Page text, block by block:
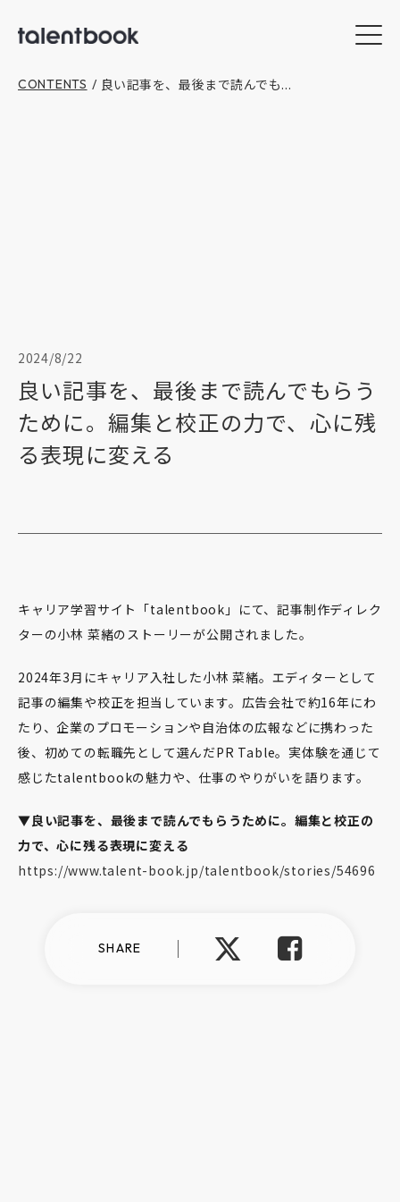
SHARE
CONTENTS / 良い記事を、最後まで読んでも...
2024/8/22
良い記事を、最後まで読んでもらう
ために。編集と校正の力で、心に残
る表現に変える
キャリア学習サイト「talentbook」にて、記事制作ディレク
ターの小林 菜緒のストーリーが公開されました。
2024年3月にキャリア入社した小林 菜緒。エディターとして
記事の編集や校正を担当しています。広告会社で約16年にわ
たり、企業のプロモーションや自治体の広報などに携わった
後、初めての転職先として選んだPR Table。実体験を通じて
感じたtalentbookの魅力や、仕事のやりがいを語ります。
▼良い記事を、最後まで読んでもらうために。編集と校正の
力で、心に残る表現に変える
https://www.talent-book.jp/talentbook/stories/54696